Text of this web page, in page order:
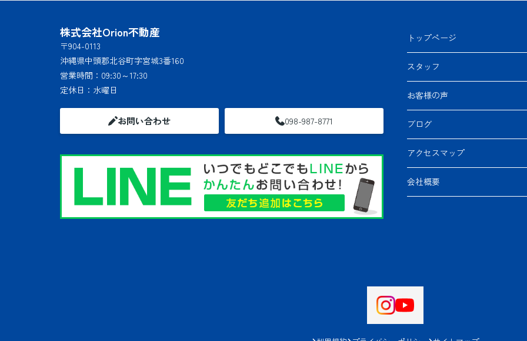
株式会社Orion不動産
〒904-0113
沖縄県中頭郡北谷町字宮城3番160
営業時間： 09:30～17:30
定休日： 水曜日
お問い合わせ 098-987-8771
トップページ
スタッフ
お客様の声
ブログ
アクセスマップ
会社概要